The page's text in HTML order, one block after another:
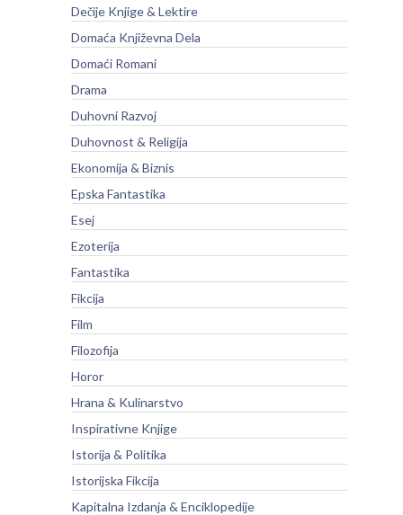
Dečije Knjige & Lektire
Domaća Književna Dela
Domaći Romani
Drama
Duhovni Razvoj
Duhovnost & Religija
Ekonomija & Biznis
Epska Fantastika
Esej
Ezoterija
Fantastika
Fikcija
Film
Filozofija
Horor
Hrana & Kulinarstvo
Inspirativne Knjige
Istorija & Politika
Istorijska Fikcija
Kapitalna Izdanja & Enciklopedije